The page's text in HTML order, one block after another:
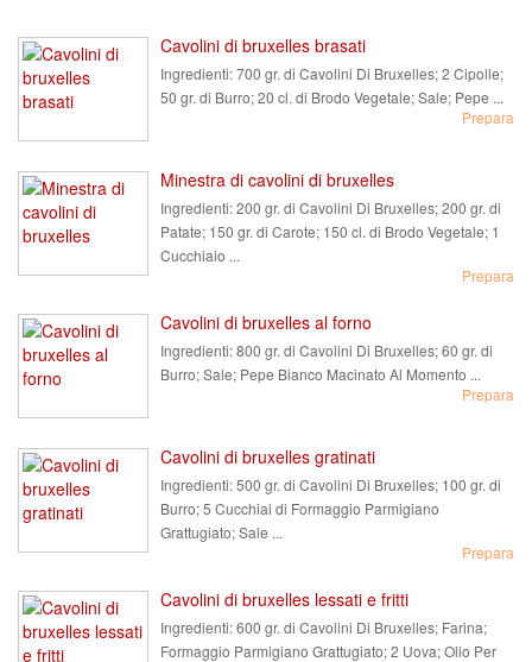
Cavolini di bruxelles brasati
Ingredienti:700 gr. di Cavolini Di Bruxelles; 2 Cipolle;
50 gr. di Burro; 20 cl. di Brodo Vegetale; Sale; Pepe ...
Prepara
Minestra di cavolini di bruxelles
Ingredienti:200 gr. di Cavolini Di Bruxelles; 200 gr. di
Patate; 150 gr. di Carote; 150 cl. di Brodo Vegetale; 1
Cucchiaio ...
Prepara
Cavolini di bruxelles al forno
Ingredienti:800 gr. di Cavolini Di Bruxelles; 60 gr. di
Burro; Sale; Pepe Bianco Macinato Al Momento ...
Prepara
Cavolini di bruxelles gratinati
Ingredienti:500 gr. di Cavolini Di Bruxelles; 100 gr. di
Burro; 5 Cucchiai di Formaggio Parmigiano
Grattugiato; Sale ...
Prepara
Cavolini di bruxelles lessati e fritti
Ingredienti:600 gr. di Cavolini Di Bruxelles; Farina;
Formaggio Parmigiano Grattugiato; 2 Uova; Olio Per